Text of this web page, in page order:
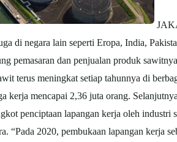
di negara lain seperti Eropa, India,
pemasaran dan penjualan produk
terus meningkat setiap tahunnya di
kerja mencapai 2,36 juta orang.
penciptaan lapangan kerja oleh
“Pada 2020, pembukaan lapangan kerja